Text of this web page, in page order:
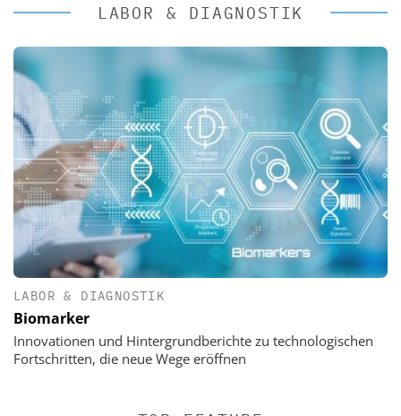
LABOR & DIAGNOSTIK
LABOR & DIAGNOSTIK
Biomarker
Innovationen und Hintergrundberichte zu technologischen
Fortschritten, die neue Wege eröffnen